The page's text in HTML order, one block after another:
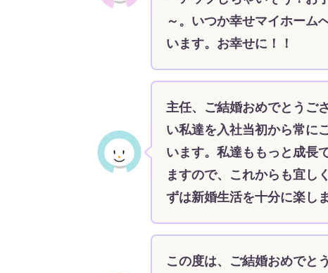
～。いつか幸せマイホーム
います。お幸せに！！
主任、ご結婚おめでとうご
い私達を入社当初から常に
います。私達ももっと成長
ますので、これからも宜し
ずは新婚生活を十分に楽し
この度は、ご結婚おめでと